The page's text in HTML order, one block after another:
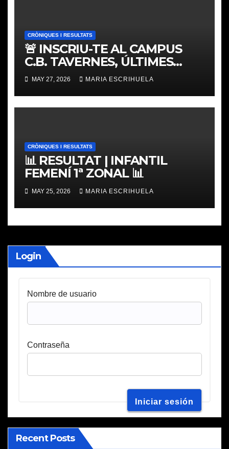
CRÒNIQUES I RESULTATS
🚨 INSCRIU-TE AL CAMPUS
C.B. TAVERNES, ÚLTIMES
PLACES
MAY 27, 2026 MARIA ESCRIHUELA
CRÒNIQUES I RESULTATS
📊 RESULTAT | INFANTIL
FEMENÍ 1ª ZONAL 📊
MAY 25, 2026 MARIA ESCRIHUELA
Login
Nombre de usuario
Contraseña
Recent Posts